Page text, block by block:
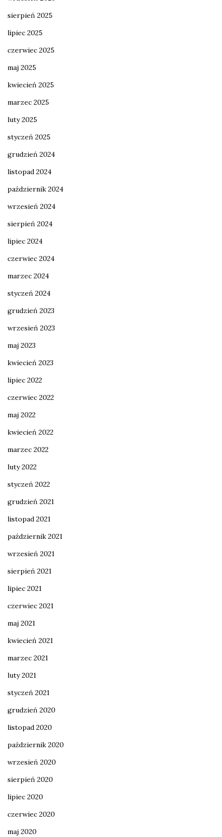
sierpień 2025
lipiec 2025
czerwiec 2025
maj 2025
kwiecień 2025
marzec 2025
luty 2025
styczeń 2025
grudzień 2024
listopad 2024
październik 2024
wrzesień 2024
sierpień 2024
lipiec 2024
czerwiec 2024
marzec 2024
styczeń 2024
grudzień 2023
wrzesień 2023
maj 2023
kwiecień 2023
lipiec 2022
czerwiec 2022
maj 2022
kwiecień 2022
marzec 2022
luty 2022
styczeń 2022
grudzień 2021
listopad 2021
październik 2021
wrzesień 2021
sierpień 2021
lipiec 2021
czerwiec 2021
maj 2021
kwiecień 2021
marzec 2021
luty 2021
styczeń 2021
grudzień 2020
listopad 2020
październik 2020
wrzesień 2020
sierpień 2020
lipiec 2020
czerwiec 2020
maj 2020